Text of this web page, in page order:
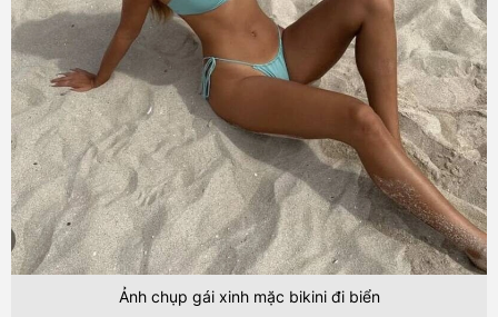
Ảnh chụp gái xinh mặc bikini đi biển